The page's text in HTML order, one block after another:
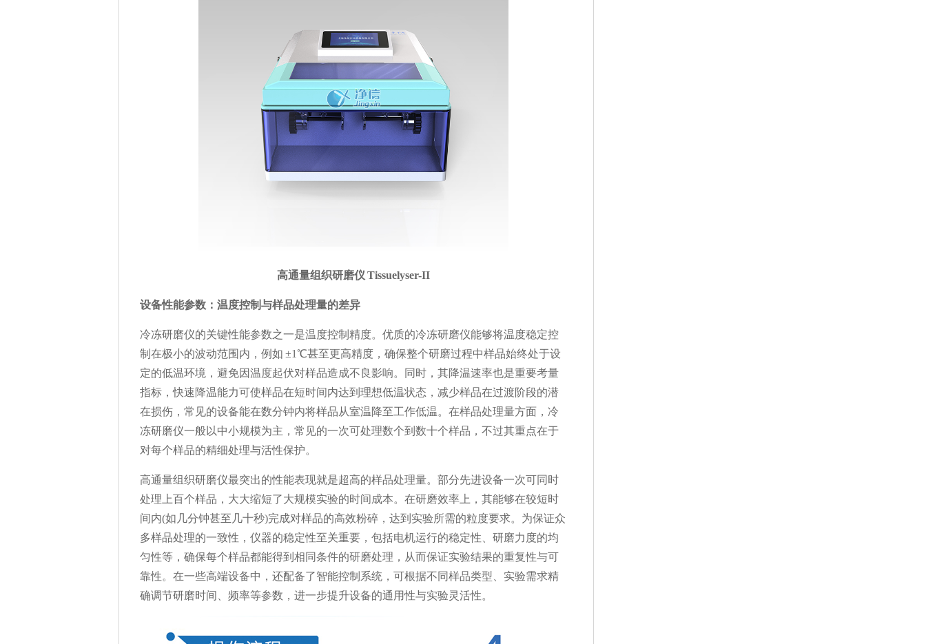
高通量组织研磨仪 Tissuelyser-II
设备性能参数：温度控制与样品处理量的差异
冷冻研磨仪的关键性能参数之一是温度控制精度。优质的冷冻研磨仪能够将温度稳定控
制在极小的波动范围内，例如 ±1℃甚至更高精度，确保整个研磨过程中样品始终处于设
定的低温环境，避免因温度起伏对样品造成不良影响。同时，其降温速率也是重要考量
指标，快速降温能力可使样品在短时间内达到理想低温状态，减少样品在过渡阶段的潜
在损伤，常见的设备能在数分钟内将样品从室温降至工作低温。在样品处理量方面，冷
冻研磨仪一般以中小规模为主，常见的一次可处理数个到数十个样品，不过其重点在于
对每个样品的精细处理与活性保护。
高通量组织研磨仪最突出的性能表现就是超高的样品处理量。部分先进设备一次可同时
处理上百个样品，大大缩短了大规模实验的时间成本。在研磨效率上，其能够在较短时
间内(如几分钟甚至几十秒)完成对样品的高效粉碎，达到实验所需的粒度要求。为保证众
多样品处理的一致性，仪器的稳定性至关重要，包括电机运行的稳定性、研磨力度的均
匀性等，确保每个样品都能得到相同条件的研磨处理，从而保证实验结果的重复性与可
靠性。在一些高端设备中，还配备了智能控制系统，可根据不同样品类型、实验需求精
确调节研磨时间、频率等参数，进一步提升设备的通用性与实验灵活性。